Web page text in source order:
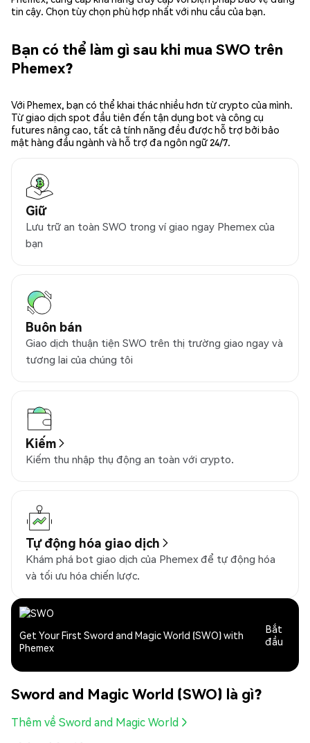
tin cậy. Chọn tùy chọn phù hợp nhất với nhu cầu của bạn.
Bạn có thể làm gì sau khi mua SWO trên
Phemex?
Với Phemex, bạn có thể khai thác nhiều hơn từ crypto của mình.
Từ giao dịch spot đầu tiên đến tận dụng bot và công cụ
futures nâng cao, tất cả tính năng đều được hỗ trợ bởi bảo
mật hàng đầu ngành và hỗ trợ đa ngôn ngữ 24/7.
Giữ
Lưu trữ an toàn SWO trong ví giao ngay Phemex của
bạn
Buôn bán
Giao dịch thuận tiện SWO trên thị trường giao ngay và
tương lai của chúng tôi
Kiếm
Kiếm thu nhập thụ động an toàn với crypto.
Tự động hóa giao dịch
Khám phá bot giao dịch của Phemex để tự động hóa
và tối ưu hóa chiến lược.
Get Your First Sword and Magic World (SWO) with
Phemex
Bắt
đầu
Sword and Magic World (SWO) là gì?
Thêm về Sword and Magic World